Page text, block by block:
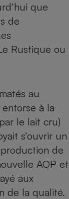
que
de
Rustique ou
au
à la
le lait cru)
s’ouvrir un
de
AOP et
aux
de la qualité.